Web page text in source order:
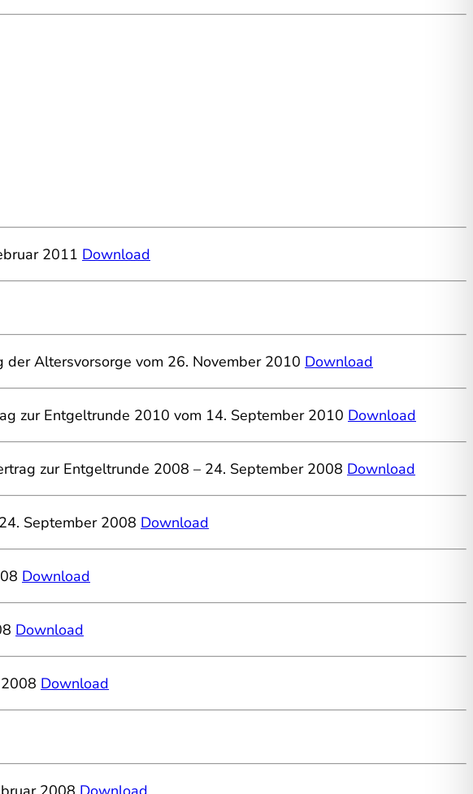
2011 Download
Altersvorsorge vom 26. November 2010 Download
zur Entgeltrunde 2010 vom 14. September 2010 Download
zur Entgeltrunde 2008 – 24. September 2008 Download
September 2008 Download
Download
Download
Download